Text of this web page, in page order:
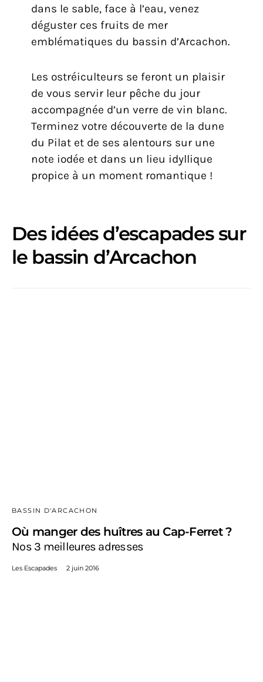
dans le sable, face à l’eau, venez
déguster ces fruits de mer
emblématiques du bassin d’Arcachon.
Les ostréiculteurs se feront un plaisir
de vous servir leur pêche du jour
accompagnée d’un verre de vin blanc.
Terminez votre découverte de la dune
du Pilat et de ses alentours sur une
note iodée et dans un lieu idyllique
propice à un moment romantique !
Des idées d’escapades sur
le bassin d’Arcachon
BASSIN D'ARCACHON
Où manger des huîtres au Cap-Ferret ?
Nos 3 meilleures adresses
Les Escapades 2 juin 2016